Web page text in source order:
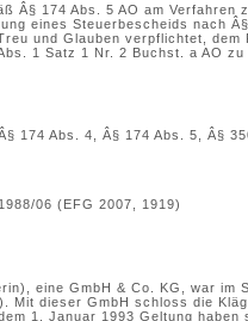
Â§ 174 Abs. 5 AO am Verfahren
eines Steuerbescheids nach
und Glauben verpflichtet, dem
1 Satz 1 Nr. 2 Buchst. a AO zu
174 Abs. 4, Â§ 174 Abs. 5, Â§
06 (EFG 2007, 1919)
eine GmbH & Co. KG, war im
Mit dieser GmbH schloss die
1. Januar 1993 Geltung haben